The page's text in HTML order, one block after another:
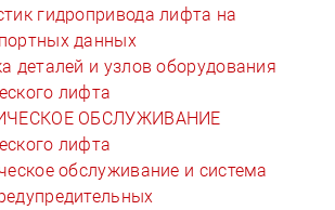
гидропривода лифта на
данных
деталей и узлов оборудования
лифта
ОБСЛУЖИВАНИЕ
лифта
обслуживание и система